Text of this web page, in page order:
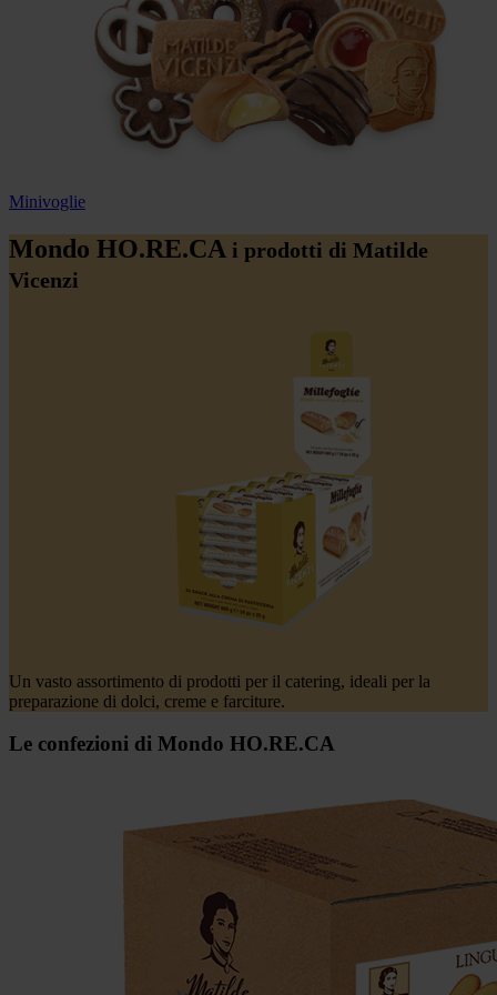
Minivoglie
Mondo HO.RE.CA i prodotti di Matilde
Vicenzi
Un vasto assortimento di prodotti per il catering, ideali per la
preparazione di dolci, creme e farciture.
Le confezioni di Mondo HO.RE.CA